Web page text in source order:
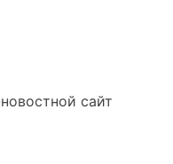
сайт